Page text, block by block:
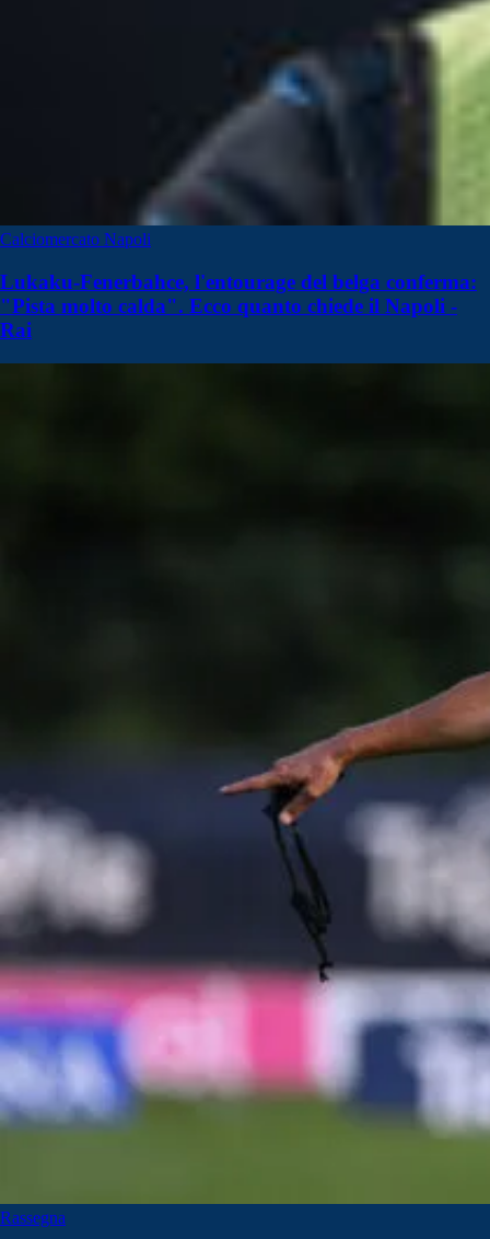
Calciomercato Napoli
Lukaku-Fenerbahce, l'entourage del belga conferma:
"Pista molto calda". Ecco quanto chiede il Napoli -
Rai
Rassegna